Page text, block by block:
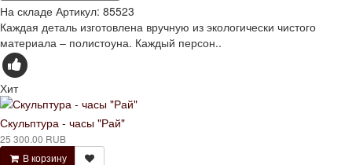
На складе Артикул: 85523
Каждая деталь изготовлена вручную из экологически чистого
материала – полистоуна. Каждый персон..
Хит
Скульптура - часы "Рай"
25 300.00 RUB
В корзину